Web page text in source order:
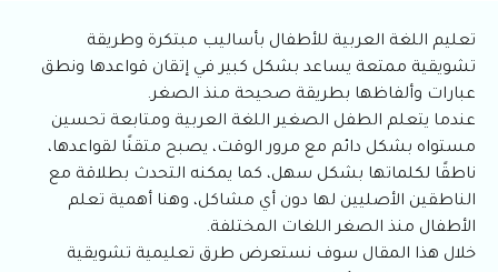
تعليم اللغة العربية للأطفال بأساليب مبتكرة وطريقة
تشويقية ممتعة يساعد بشكل كبير في إتقان قواعدها ونطق
عبارات وألفاظها بطريقة صحيحة منذ الصغر.
عندما يتعلم الطفل الصغير اللغة العربية ومتابعة تحسين
مستواه بشكل دائم مع مرور الوقت، يصبح متقنًا لقواعدها،
ناطقًا لكلماتها بشكل سهل، كما يمكنه التحدث بطلاقة مع
الناطقين الأصليين لها دون أي مشاكل، وهنا أهمية تعلم
الأطفال منذ الصغر اللغات المختلفة.
خلال هذا المقال سوف نستعرض طرق تعليمية تشويقية